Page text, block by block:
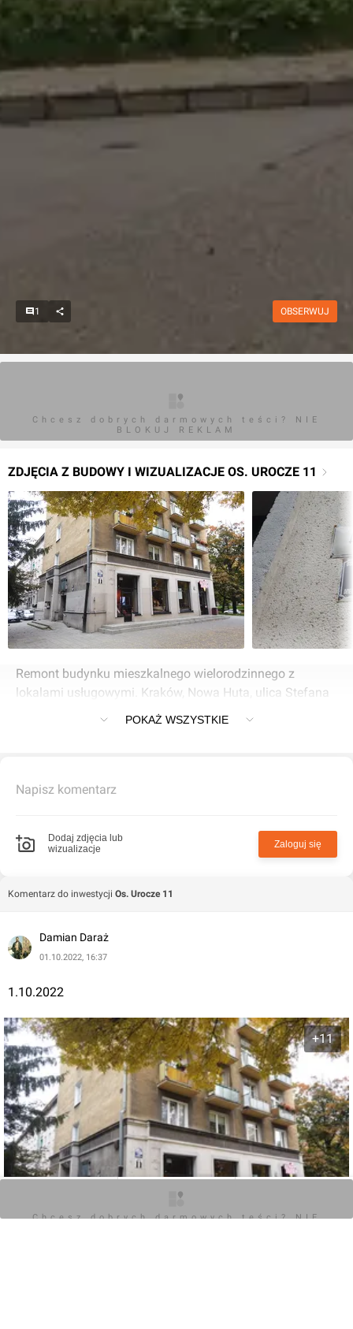
1 OBSERWUJ
Chcesz dobrych darmowych teści? NIE
BLOKUJ REKLAM
ZDJĘCIA Z BUDOWY I WIZUALIZACJE OS. UROCZE 11
Remont budynku mieszkalnego wielorodzinnego z
lokalami usługowymi. Kraków, Nowa Huta, ulica Stefana
Żeromskiego / aleja Róż, osiedle Urocze 11
POKAŻ WSZYSTKIE
Napisz komentarz
Dodaj zdjęcia lub
wizualizacje
Zaloguj się
Komentarz do inwestycji Os. Urocze 11
Damian Daraż
01.10.2022, 16:37
1.10.2022
+11
Chcesz dobrych darmowych teści? NIE